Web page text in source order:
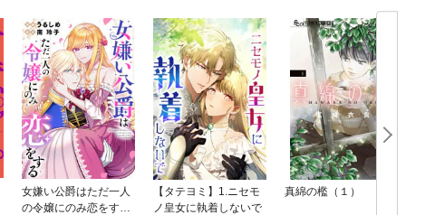
女嫌い公爵はただ一人
の令嬢にのみ恋をする
【タテヨミ】1.ニセモ
ノ皇女に執着しないで
真綿の檻（１）